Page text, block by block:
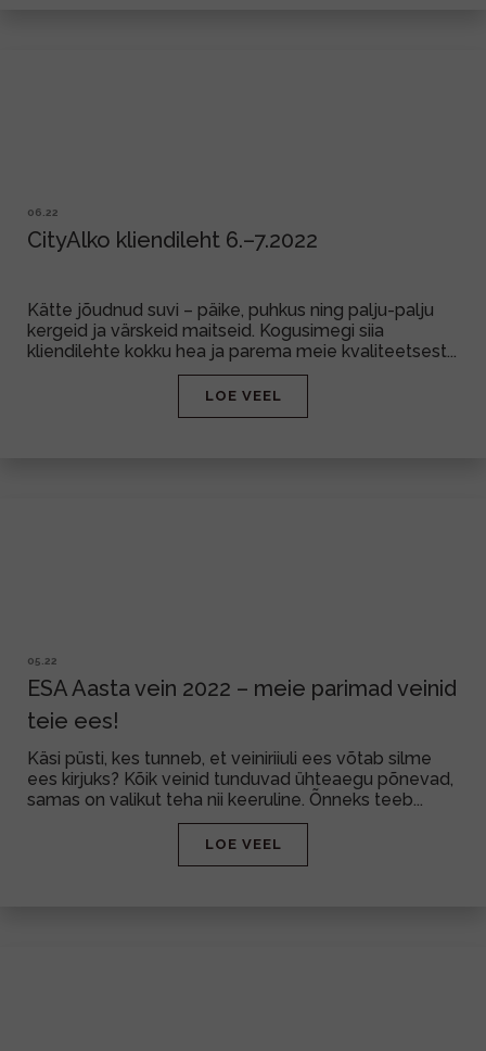
06.22
CityAlko kliendileht 6.–7.2022
Kätte jõudnud suvi – päike, puhkus ning palju-palju
kergeid ja värskeid maitseid. Kogusimegi siia
kliendilehte kokku hea ja parema meie kvaliteetsest...
LOE VEEL
05.22
ESA Aasta vein 2022 – meie parimad veinid
teie ees!
Käsi püsti, kes tunneb, et veiniriiuli ees võtab silme
ees kirjuks? Kõik veinid tunduvad ühteaegu põnevad,
samas on valikut teha nii keeruline. Õnneks teeb...
LOE VEEL